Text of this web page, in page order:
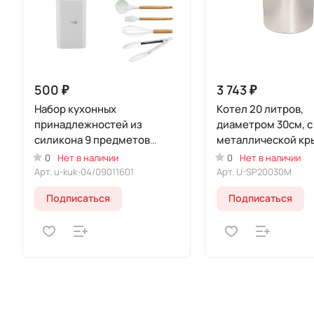
500 ₽
Набор кухонных
принадлежностей из
силикона 9 предметов
"Белый" (Уцененный товар)
0
Нет в наличии
Арт. u-kuk-04/09011601
Подписаться
3 743 ₽
Кoтeл 20 литров,
диаметром 30см, с
металлической
(Уцененный товар)
0
Нет в наличии
Арт. U-SP20030M
Подписаться